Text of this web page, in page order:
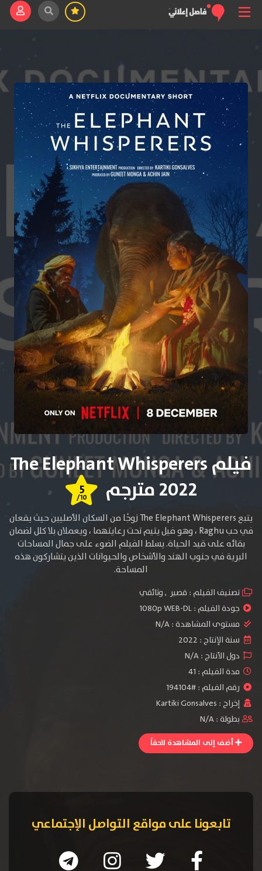
فيلم The Elephant Whisperers
2022 مترجم
5
/10
يتبع The Elephant Whisperers زوجًا من السكان الأصليين حيث يقعان
في حب Raghu ، وهو فيل يتيم تحت رعايتهما ، ويعملان بلا كلل لضمان
بقائه على قيد الحياة. يسلط الفيلم الضوء على جمال المساحات
البرية في جنوب الهند والأشخاص والحيوانات الذين يتشاركون هذه
المساحة.
تصنيف الفيلم : قصير ,وثائقي
جودة الفيلم :1080p WEB-DL
مستوى المشاهدة :N/A
سنة الإنتاج : 2022
دول الأنتاج :N/A
مدة الفيلم : 41
رقم الفيلم : #194104
إخراج : Kartiki Gonsalves
بطولة :N/A
أضف إلى المشاهدة لاحقاً
تابعونا على مواقع التواصل الإجتماعي